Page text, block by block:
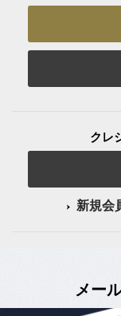
クレ
新規会
メー